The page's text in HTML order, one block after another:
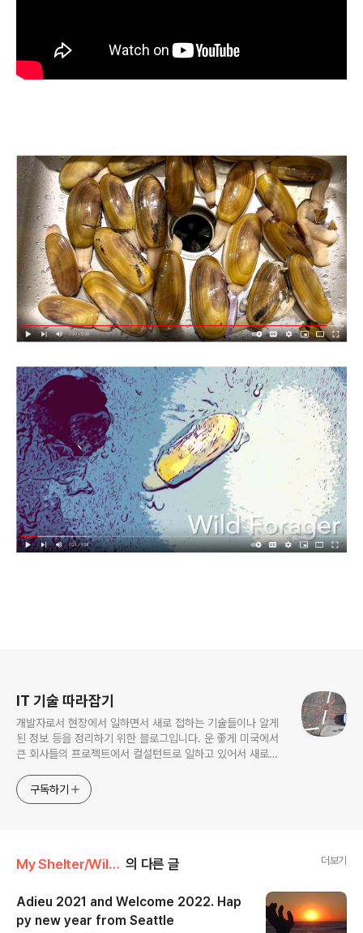
IT 기술 따라잡기
개발자로서 현장에서 일하면서 새로 접하는 기술들이나 알게
된 정보 등을 정리하기 위한 블로그입니다. 운 좋게 미국에서
큰 회사들의 프로젝트에서 컬설턴트로 일하고 있어서 새로운
사용되는 툴들에 대해 많은 분들과 정보를 공유하고 싶습니다.
구독하기
My Shelter/Wild Forager 의 다른 글 더보기
Adieu 2021 and Welcome 2022. Hap
py new year from Seattle